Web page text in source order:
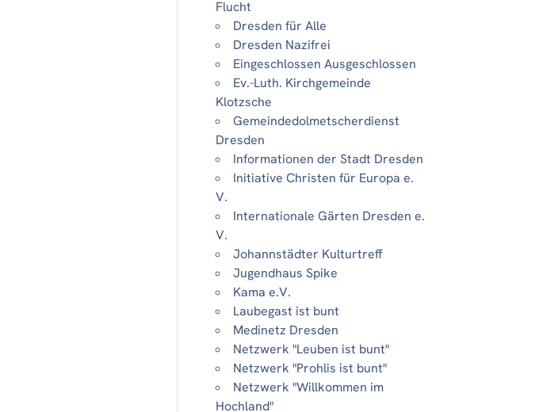
Flucht
Dresden für Alle
Dresden Nazifrei
Eingeschlossen Ausgeschlossen
Ev.-Luth. Kirchgemeinde
Klotzsche
Gemeindedolmetscherdienst
Dresden
Informationen der Stadt Dresden
Initiative Christen für Europa e.
V.
Internationale Gärten Dresden e.
V.
Johannstädter Kulturtreff
Jugendhaus Spike
Kama e.V.
Laubegast ist bunt
Medinetz Dresden
Netzwerk "Leuben ist bunt"
Netzwerk "Prohlis ist bunt"
Netzwerk "Willkommen im
Hochland"